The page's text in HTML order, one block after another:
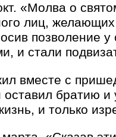
«Молва о
лиц,
позволение
и стали
вместе с
братию и
и только